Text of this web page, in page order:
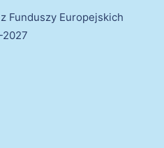
Funduszy Europejskich
2027